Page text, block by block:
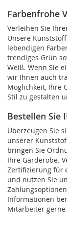
Farbenfrohe
Verleihen Sie
Unsere
lebendigen
trendiges Grün
Weiß. Wenn Sie
wir Ihnen auch
Möglichkeit, Ihre
Stil zu gestalten
Bestellen Sie
Überzeugen Sie
unserer
bringen Sie
Ihre Garderobe.
Zertifizierung für
und nutzen Sie
Informationen
Mitarbeiter